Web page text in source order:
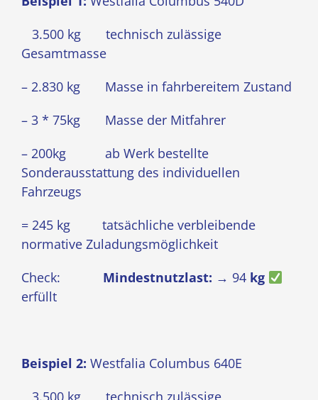
3.500 kg technisch zulässige
Gesamtmasse
– 2.830 kg Masse in fahrbereitem Zustand
– 3 * 75kg Masse der Mitfahrer
– 200kg ab Werk bestellte
Sonderausstattung des individuellen
Fahrzeugs
= 245 kg tatsächliche verbleibende
normative Zuladungsmöglichkeit
Check: Mindestnutzlast: → 94 kg
erfüllt
Beispiel 2: Westfalia Columbus 640E
3.500 kg technisch zulässige